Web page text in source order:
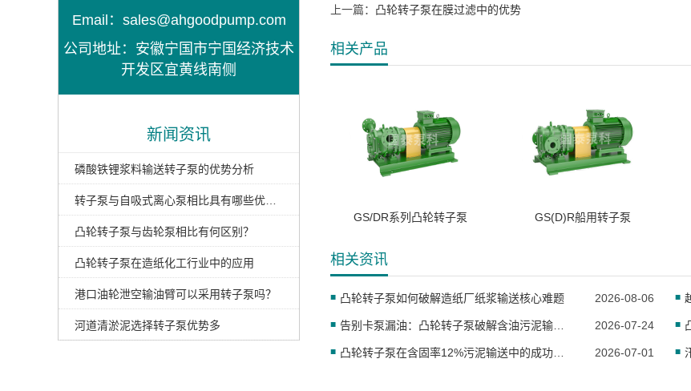
Email：sales@ahgoodpump.com
公司地址：安徽宁国市宁国经济技术
开发区宜黄线南侧
新闻资讯
磷酸铁锂浆料输送转子泵的优势分析
凸轮转子泵与齿轮泵相比有何区别？
凸轮转子泵在造纸化工行业中的应用
港口油轮泄空输油臂可以采用转子泵吗？
河道清淤泥选择转子泵优势多
上一篇： 凸轮转子泵在膜过滤中的优势
相关产品
GS/DR系列凸轮转子泵 GS(D)R船用转子泵
相关资讯
凸轮转子泵如何破解造纸厂纸浆输送核心难题 2026-08-06
2026-07-24
2026-07-01